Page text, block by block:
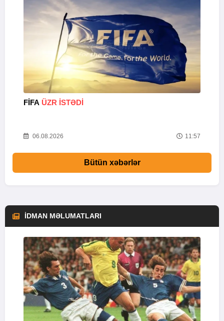
FİFA ÜZR İSTƏDİ
06.08.2026 11:57
Bütün xəbərlər
İDMAN MƏLUMATLARI